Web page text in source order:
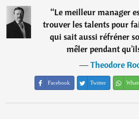
“Le meilleur manager
trouver les talents pour
qui sait aussi réfréner
mêler pendant
―Theodore
Facebook Twitter